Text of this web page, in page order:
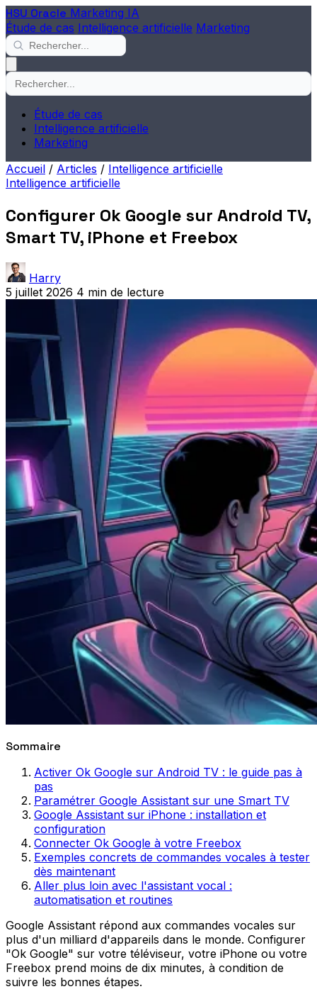
HSU Oracle Marketing IA
Étude de cas Intelligence artificielle Marketing
Étude de cas
Intelligence artificielle
Marketing
Accueil / Articles / Intelligence artificielle
Intelligence artificielle
Configurer Ok Google sur Android TV,
Smart TV, iPhone et Freebox
Harry
5 juillet 2026 4 min de lecture
Sommaire
Activer Ok Google sur Android TV : le guide pas à
pas
Paramétrer Google Assistant sur une Smart TV
Google Assistant sur iPhone : installation et
configuration
Connecter Ok Google à votre Freebox
Exemples concrets de commandes vocales à tester
dès maintenant
Aller plus loin avec l'assistant vocal :
automatisation et routines
Google Assistant répond aux commandes vocales sur
plus d'un milliard d'appareils dans le monde. Configurer
"Ok Google" sur votre téléviseur, votre iPhone ou votre
Freebox prend moins de dix minutes, à condition de
suivre les bonnes étapes.